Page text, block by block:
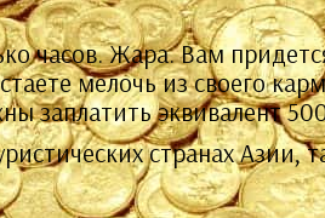
часов. Жара. Вам
мелочь из своего
заплатить эквивалент
странах Азии,